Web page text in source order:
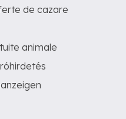
de cazare
animale